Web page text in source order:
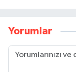
Yorumlar